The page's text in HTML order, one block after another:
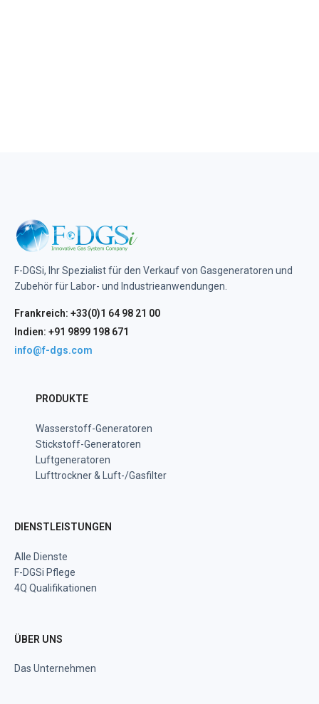
F-DGSi, Ihr Spezialist für den Verkauf von Gasgeneratoren und
Zubehör für Labor- und Industrieanwendungen.
Frankreich: +33(0)1 64 98 21 00
Indien: +91 9899 198 671
info@f-dgs.com
PRODUKTE
Wasserstoff-Generatoren
Stickstoff-Generatoren
Luftgeneratoren
Lufttrockner & Luft-/Gasfilter
DIENSTLEISTUNGEN
Alle Dienste
F-DGSi Pflege
4Q Qualifikationen
ÜBER UNS
Das Unternehmen